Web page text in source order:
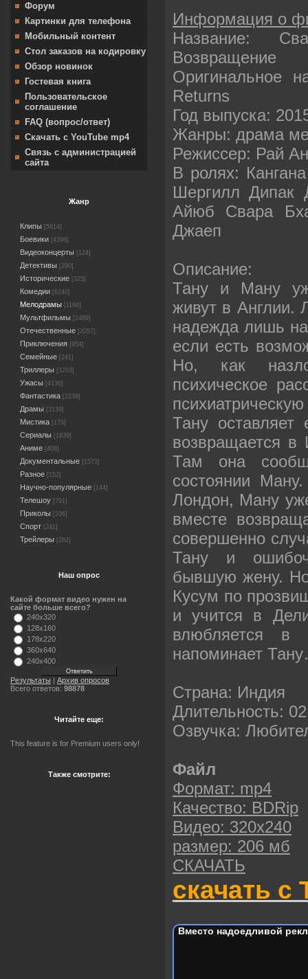
Форум
Картинки для телефона
Мобильный контент
Стол заказов на кодировку
Обзор новинок
Гостевая книга
Пользовательское
соглашение
FAQ (вопрос/ответ)
Скачать с YouTube mp4
Связь с администрацией
сайта
Жанр
Клипы [5614]
Боевики [4398]
Видеоконцерты [124]
Детективы [290]
Исторические [325]
Комедии [6240]
Мелодрамы [1166]
Мультфильмы [2489]
Отечественные [2057]
Приключения [954]
Семейные [241]
Триллеры [3203]
Ужасы [4136]
Фантастика [2239]
Драмы [3139]
Мистика [179]
Сериалы [1839]
Аниме [408]
Документальные [1573]
Разное [152]
Научно-популярные [144]
Телешоу [791]
Приколы [336]
Спорт [241]
Трейлеры [282]
Наш опрос
Какой формат видео нужен на
сайте больше всего?
240x320
128x160
178x220
360x640
240x400
Результаты | Архив опросов
Всего ответов: 98878
Читайте еще:
This feature is for Premium users only!
Также смотрите:
Информация о
Название:
Возвращение
Оригинальное
Returns
Год выпуска:
Жанры: драма
Режиссер: Рай
В ролях:
Шергилл Дипак
Айюб Свара
Джаеп
Описание:
Тану и Ману
живут в Англии.
надежда лишь
если есть
Но, как
психическое
Тану
возвращается
Там она
состоянии
Лондон, Ману
вместе
совершенно
Тану и
бывшую жену. Но
Кусум по
и учится в
влюбляется в
напоминает
Страна: Индия
Длительность:
Озвучка:
Файл
Формат: mp4
Качество: BDRip
Видео: 320х240
размер: 206 мб
СКАЧАТЬ
скачать с
Вместо надоедливой